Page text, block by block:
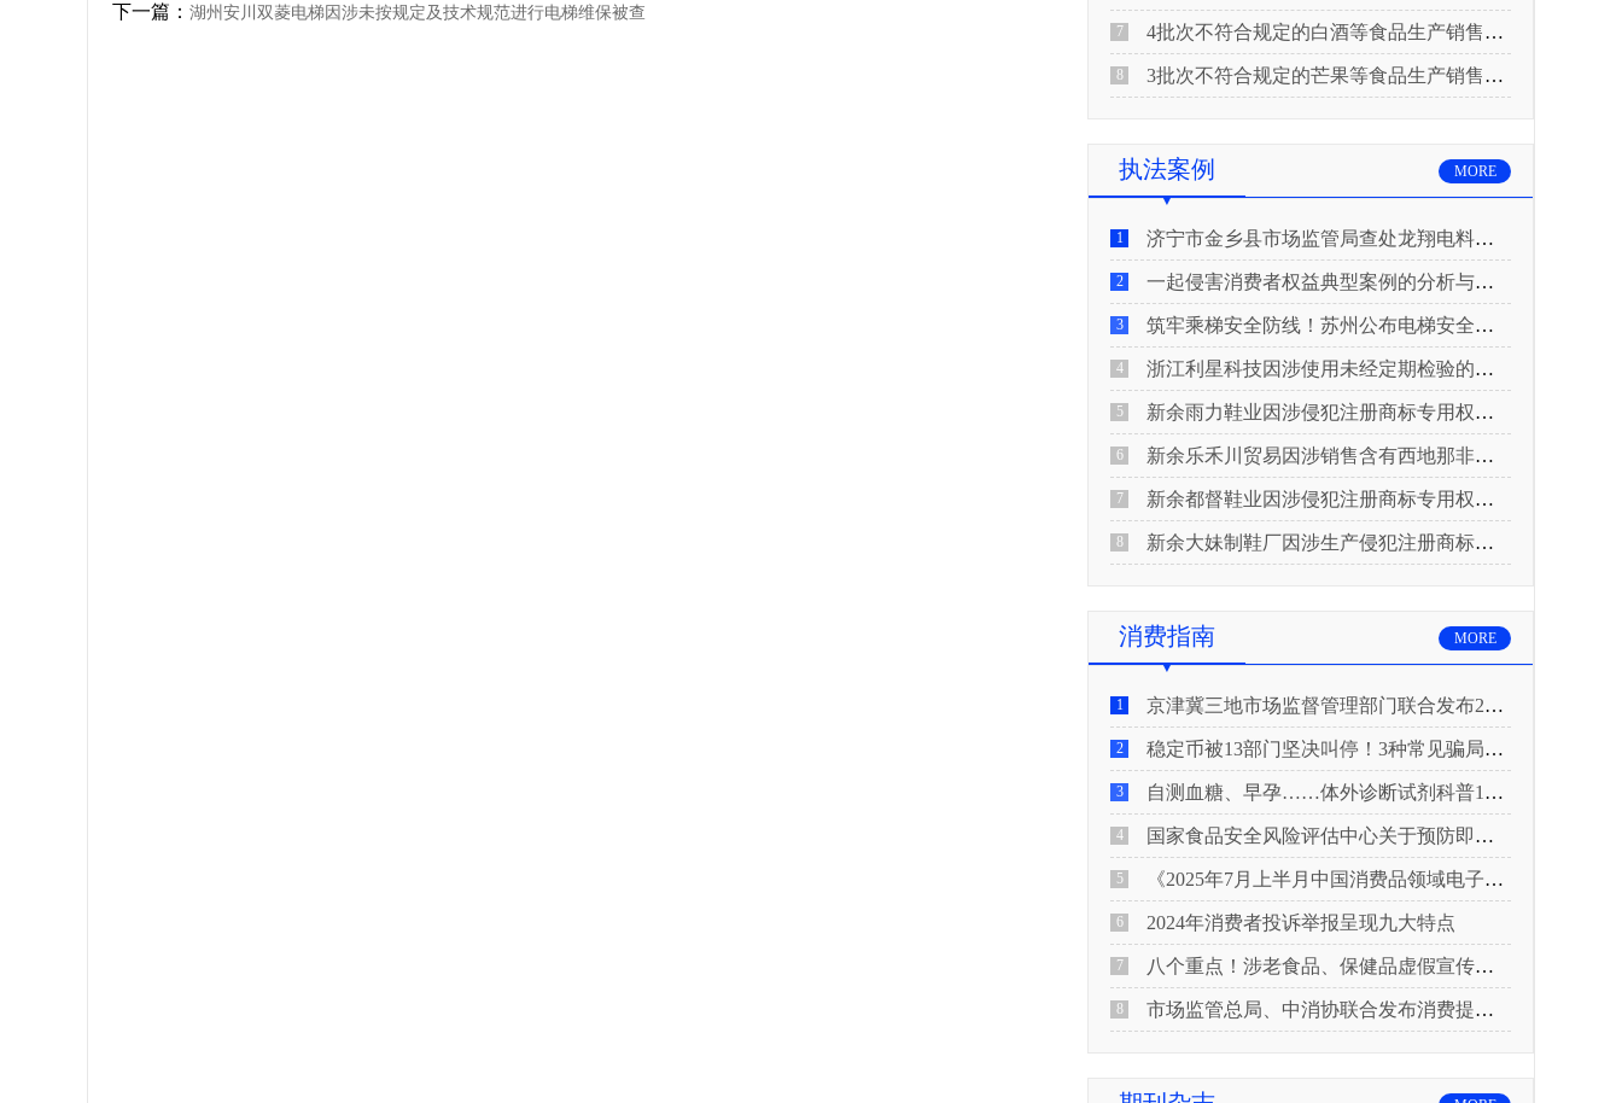
下一篇： 湖州安川双菱电梯因涉未按规定及技术规范进行电梯维保被查
7 4批次不符合规定的白酒等食品生产销售企业被重庆市市场监督管理局通告！
8 3批次不符合规定的芒果等食品生产销售企业被长治市屯留区市场监督管理局公告！
执法案例 MORE
1 济宁市金乡县市场监管局查处龙翔电料批发部非法销售电线电缆案
2 一起侵害消费者权益典型案例的分析与启示
3 筑牢乘梯安全防线！苏州公布电梯安全领域典型案例
4 浙江利星科技因涉使用未经定期检验的压力管道被查
5 新余雨力鞋业因涉侵犯注册商标专用权被查
6 新余乐禾川贸易因涉销售含有西地那非的保健食品被查
7 新余都督鞋业因涉侵犯注册商标专用权被查
8 新余大妹制鞋厂因涉生产侵犯注册商标专用权的产品被查
消费指南 MORE
1 京津冀三地市场监督管理部门联合发布2026年春节期间消费提示
2 稳定币被13部门坚决叫停！3种常见骗局“套路”曝光
3 自测血糖、早孕……体外诊断试剂科普10问来了！建议收藏
4 国家食品安全风险评估中心关于预防即食真空包装肉制品肉毒中毒的风险提示
5 《2025年7月上半月中国消费品领域电子电器行业产品质量投诉分析报告》
6 2024年消费者投诉举报呈现九大特点
7 八个重点！涉老食品、保健品虚假宣传识别技巧
8 市场监管总局、中消协联合发布消费提示：关注检测报告：果蔬安全的“通行证”